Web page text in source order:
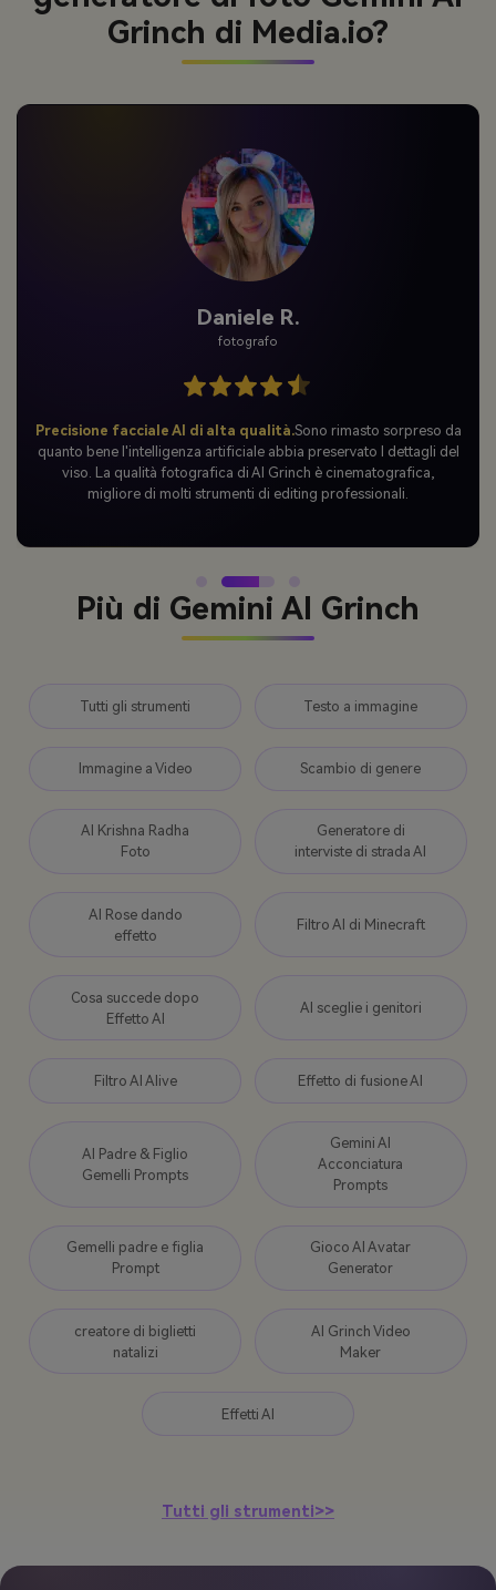
Grinch di Media.io?
Daniele R.
fotografo
Precisione facciale AI di alta qualità.Sono rimasto sorpreso da
quanto bene l'intelligenza artificiale abbia preservato I dettagli del
viso. La qualità fotografica di AI Grinch è cinematografica,
migliore di molti strumenti di editing professionali.
Più di Gemini AI Grinch
Tutti gli strumenti Testo a immagine
Immagine a Video Scambio di genere
AI Krishna Radha
Foto
Generatore di
interviste di strada AI
AI Rose dando
effetto
Filtro AI di Minecraft
Cosa succede dopo
Effetto AI
AI sceglie i genitori
Filtro AI Alive Effetto di fusione AI
AI Padre & Figlio
Gemelli Prompts
Gemini AI
Acconciatura
Prompts
Gemelli padre e figlia
Prompt
Gioco AI Avatar
Generator
creatore di biglietti
natalizi
AI Grinch Video
Maker
Effetti AI
Tutti gli strumenti>>